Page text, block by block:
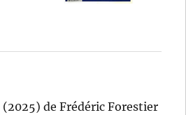
(2025) de Frédéric Forestier